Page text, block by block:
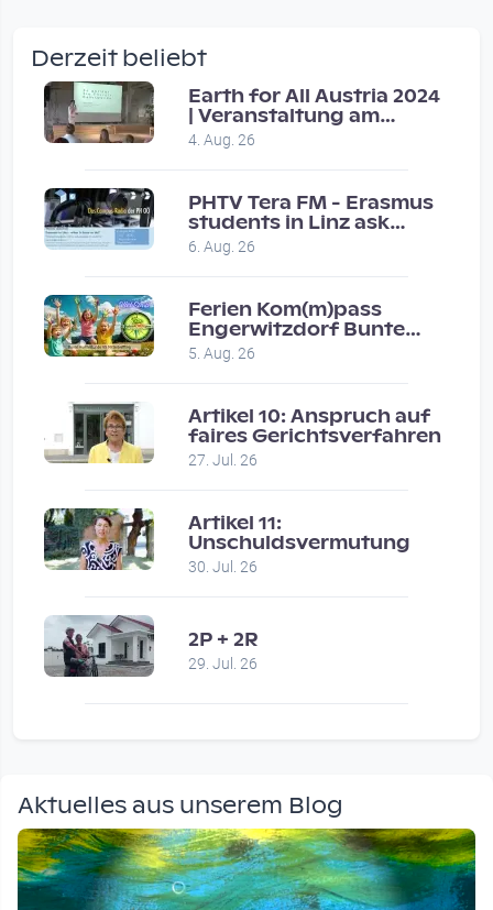
Vor 2 weeks 2 days
Coole Sendung, tolle…
Vor 1 month 1 week
Eure Show war super :-)…
Vor 1 month 2 weeks
Derzeit beliebt
Earth for All Austria 2024
| Veranstaltung am
8.7.2024
4. Aug. 26
PHTV Tera FM - Erasmus
students in Linz ask
people on road for
recommendations
6. Aug. 26
Ferien Kom(m)pass
Engerwitzdorf Bunte
Hundestunde
5. Aug. 26
Artikel 10: Anspruch auf
faires Gerichtsverfahren
27. Jul. 26
Artikel 11:
Unschuldsvermutung
30. Jul. 26
2P + 2R
29. Jul. 26
Aktuelles aus unserem Blog